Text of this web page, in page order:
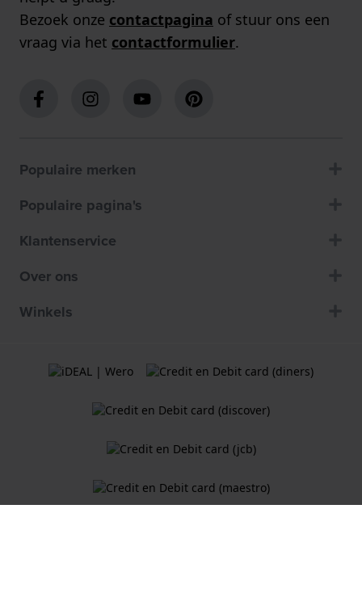
Bezoek onze contactpagina of stuur ons een
vraag via het contactformulier.
Populaire merken
Populaire pagina's
Klantenservice
Over ons
Winkels